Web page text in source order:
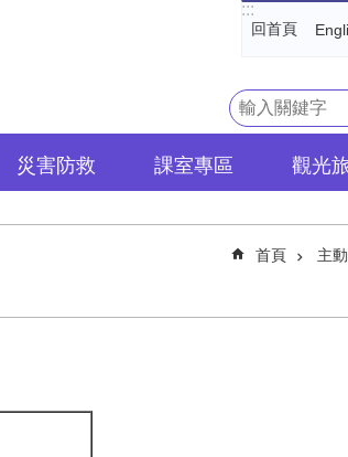
:::
回首頁
災害防救 課室專區 觀光
首頁 主